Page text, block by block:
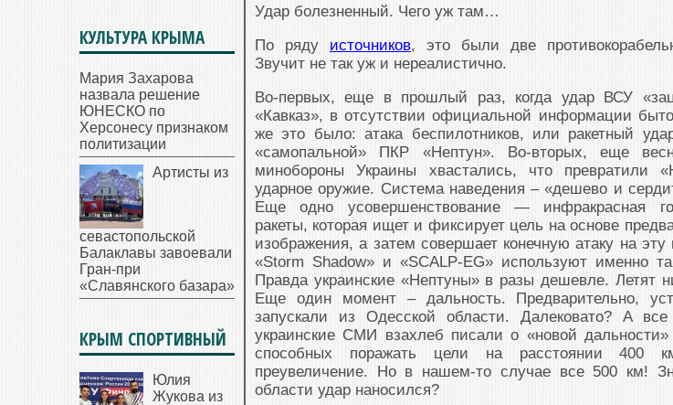
Удар болезненный. Чего уж там…
По ряду источников, это были две
Звучит не так уж и нереалистично.
Во-первых, еще в прошлый раз, когда удар ВСУ
«Кавказ», в отсутствии официальной информации
же это было: атака беспилотников, или ракетный
«самопальной» ПКР «Нептун». Во-вторых, еще
минобороны Украины хвастались, что превратили
ударное оружие. Система наведения – «дешево и
Еще одно усовершенствование — инфракрасная
ракеты, которая ищет и фиксирует цель на основе
изображения, а затем совершает конечную атаку на
«Storm Shadow» и «SCALP-EG» используют именно
Правда украинские «Нептуны» в разы дешевле. Летят
Еще один момент – дальность. Предварительно,
запускали из Одесской области. Далековато? А
украинские СМИ взахлеб писали о «новой дальности»
способных поражать цели на расстоянии 400
преувеличение. Но в нашем-то случае все 500 км!
области удар наносился?
КУЛЬТУРА КРЫМА
Мария Захарова
назвала решение
ЮНЕСКО по
Херсонесу признаком
политизации
Артисты из
севастопольской
Балаклавы завоевали
Гран-при
«Славянского базара»
КРЫМ СПОРТИВНЫЙ
Юлия
Жукова из